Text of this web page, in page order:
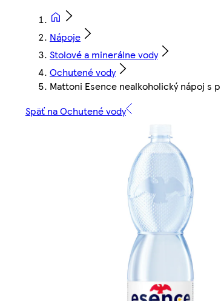
Nápoje
Stolové a minerálne vody
Ochutené vody
Mattoni Esence nealkoholický nápoj s
Späť na Ochutené vody